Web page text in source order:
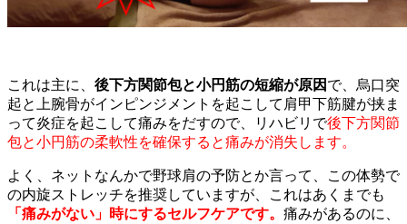
これは主に、 後下方関節包と小円筋の短縮が原因 で、烏口突
起と上腕骨がインピンジメントを起こして肩甲下筋腱が挟ま
って炎症を起こして痛みをだすので、リハビリで後下方関節
包と小円筋の柔軟性を確保すると痛みが消失します。
よく、ネットなんかで野球肩の予防とか言って、この体勢で
の内旋ストレッチを推奨していますが、これはあくまでも
「痛みがない」時にするセルフケアです。 痛みがあるのに、